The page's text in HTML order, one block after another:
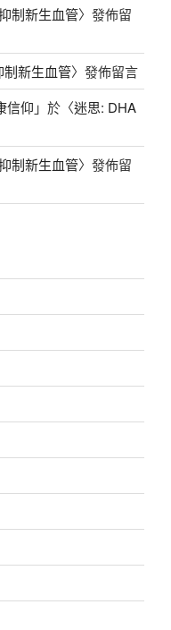
制新生血管〉發佈留
制新生血管〉發佈留言
信仰 」於〈迷思: DHA
制新生血管〉發佈留